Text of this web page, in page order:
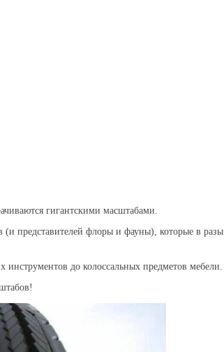
гигантскими масштабами.
(и представителей флоры и фауны), которые в разы
до колоссальных предметов мебели.